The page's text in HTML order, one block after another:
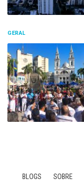
GERAL
BLOGS SOBRE